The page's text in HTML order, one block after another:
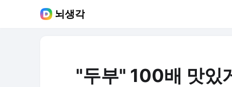
뇌생각
"두부" 100배 맛있